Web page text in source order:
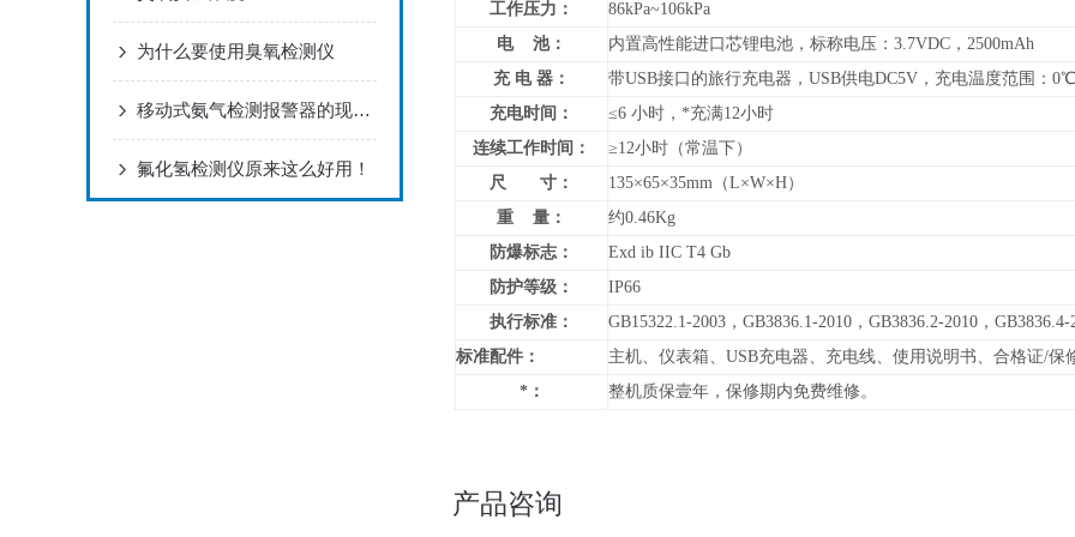
为什么要使用臭氧检测仪
移动式氨气检测报警器的现场校准方法及维护管理研究
氟化氢检测仪原来这么好用！
工作压力：
86kPa~106kPa
电 池：
内置高性能进口芯锂电池，标称电压：3.7VDC，2500mAh
充 电 器：
带USB接口的旅行充电器，USB供电DC5V，充电温度范围：
充电时间：
≤6 小时，*充满12小时
连续工作时间：
≥12小时（常温下）
尺 寸：
135×65×35mm（L×W×H）
重 量：
约0.46Kg
防爆标志：
Exd ib IIC T4 Gb
防护等级：
IP66
执行标准：
GB15322.1-2003，GB3836.1-2010，GB3836.2-2010，GB3836.4-
标准配件：
主机、仪表箱、USB充电器、充电线、使用说明书、合格证/保
*：
整机质保壹年，保修期内免费维修。
产品咨询